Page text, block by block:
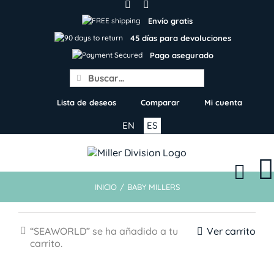
Envío gratis
45 días para devoluciones
Pago asegurado
Search
for:
Lista de deseos Comparar Mi cuenta
ES
EN
INICIO / BABY MILLERS
Ver carrito
“SEAWORLD” se ha añadido a tu
carrito.